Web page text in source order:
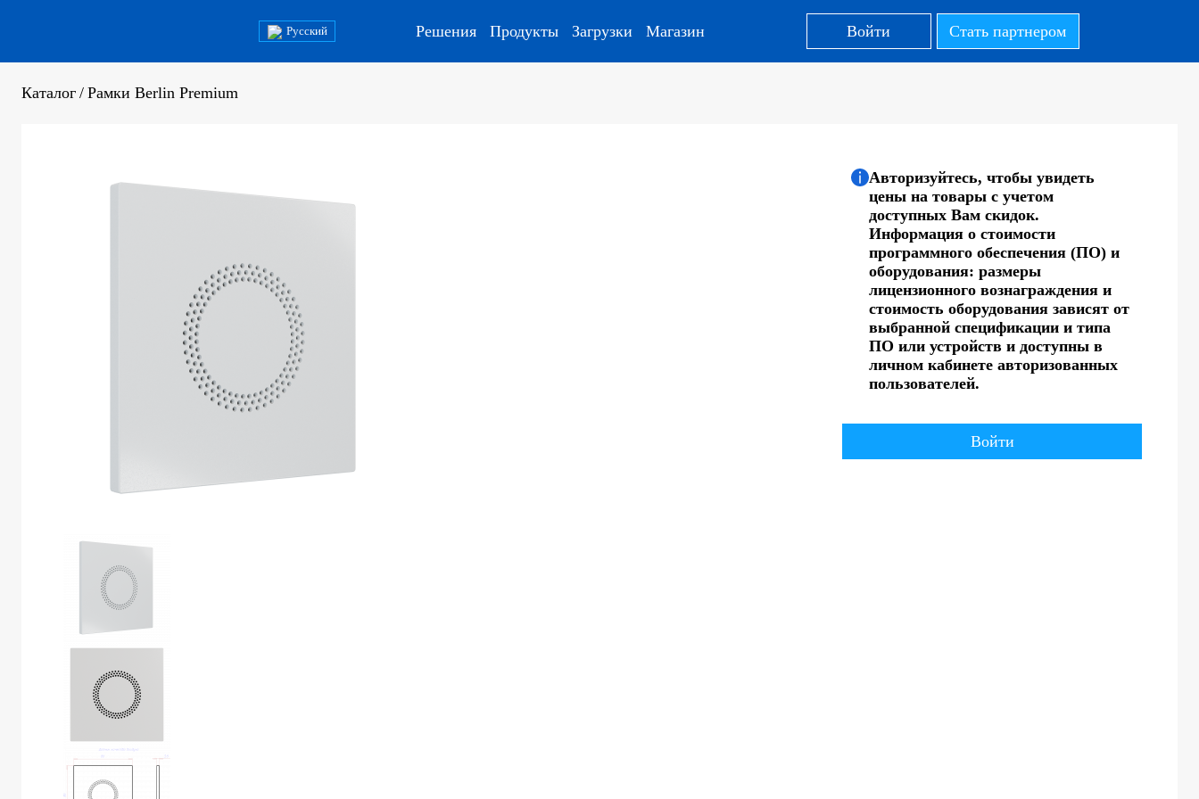
Русский Решения Продукты Загрузки Магазин Войти Стать партнером
Каталог / Рамки Berlin Premium
Авторизуйтесь, чтобы увидеть
цены на товары с учетом
доступных Вам скидок.
Информация о стоимости
программного обеспечения (ПО) и
оборудования: размеры
лицензионного вознаграждения и
стоимость оборудования зависят от
выбранной спецификации и типа
ПО или устройств и доступны в
личном кабинете авторизованных
пользователей.
Войти